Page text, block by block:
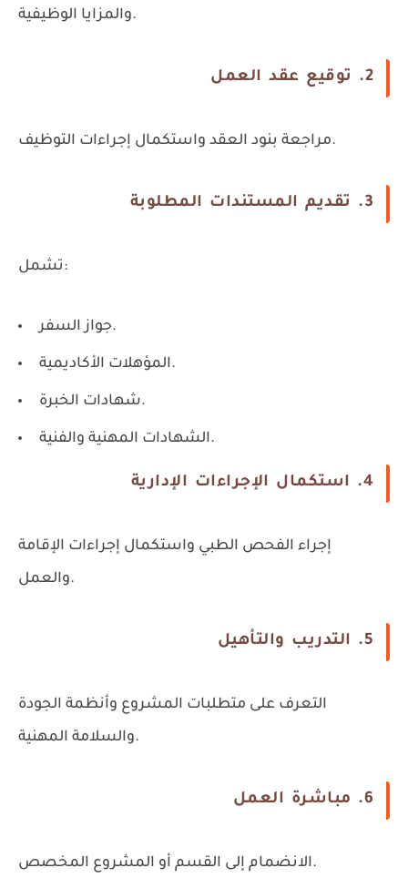
والمزايا الوظيفية.
2. توقيع عقد العمل
مراجعة بنود العقد واستكمال إجراءات التوظيف.
3. تقديم المستندات المطلوبة
تشمل:
جواز السفر.
المؤهلات الأكاديمية.
شهادات الخبرة.
الشهادات المهنية والفنية.
4. استكمال الإجراءات الإدارية
إجراء الفحص الطبي واستكمال إجراءات الإقامة
والعمل.
5. التدريب والتأهيل
التعرف على متطلبات المشروع وأنظمة الجودة
والسلامة المهنية.
6. مباشرة العمل
الانضمام إلى القسم أو المشروع المخصص.